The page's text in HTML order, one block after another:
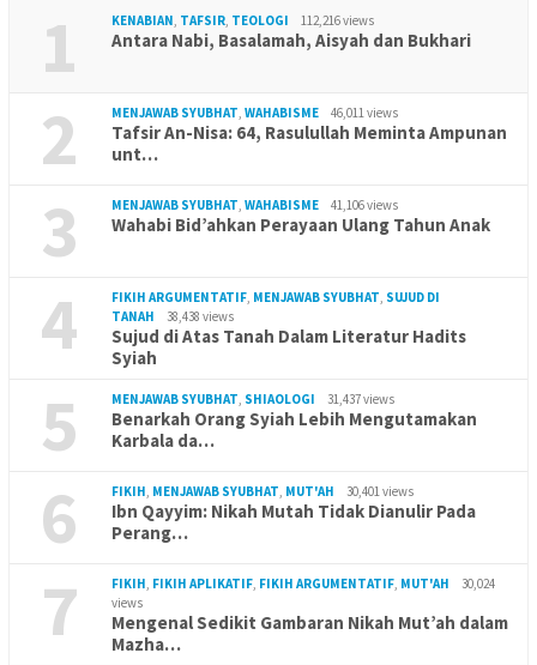
1 KENABIAN, TAFSIR, TEOLOGI 112,216 views
Antara Nabi, Basalamah, Aisyah dan Bukhari
2 MENJAWAB SYUBHAT, WAHABISME 46,011 views
Tafsir An-Nisa: 64, Rasulullah Meminta Ampunan
unt…
3 MENJAWAB SYUBHAT, WAHABISME 41,106 views
Wahabi Bid’ahkan Perayaan Ulang Tahun Anak
4 FIKIH ARGUMENTATIF, MENJAWAB SYUBHAT, SUJUD DI
TANAH
38,438 views
Sujud di Atas Tanah Dalam Literatur Hadits
Syiah
5 MENJAWAB SYUBHAT, SHIAOLOGI 31,437 views
Benarkah Orang Syiah Lebih Mengutamakan
Karbala da…
6 FIKIH, MENJAWAB SYUBHAT, MUT'AH 30,401 views
Ibn Qayyim: Nikah Mutah Tidak Dianulir Pada
Perang…
7 FIKIH, FIKIH APLIKATIF, FIKIH ARGUMENTATIF, MUT'AH
30,024
views
Mengenal Sedikit Gambaran Nikah Mut’ah dalam
Mazha…